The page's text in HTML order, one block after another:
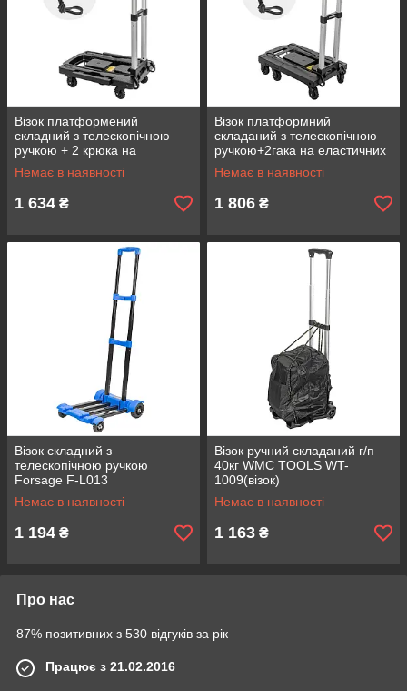
Візок платформений
складний з телескопічною
ручкою + 2 крюка на
еластичних ременях
FORSAGE F-VT170
Немає в наявності
1 634 ₴
Візок платформний
складаний з телескопічною
ручкою+2гака на еластичних
ременях L-
1.6м(330х500/590мм,ручка
Немає в наявності
1 806 ₴
Візок складний з
телескопічною ручкою
Forsage F-L013
Немає в наявності
1 194 ₴
Візок ручний складаний г/п
40кг WMC TOOLS WT-
1009(візок)
Немає в наявності
1 163 ₴
Про нас
87% позитивних з 530 відгуків за рік
Працює з 21.02.2016